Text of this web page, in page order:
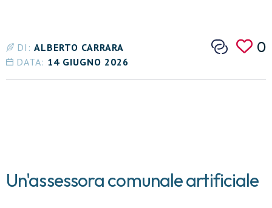
DI:ALBERTO CARRARA
DATA: 14 GIUGNO 2026
0
Un'assessora comunale artificiale